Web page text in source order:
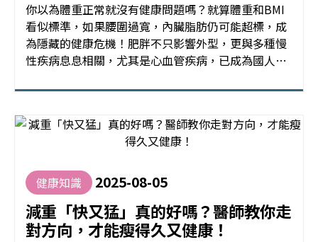
你以為體重正常就沒有健康問題嗎？就算體重和BMI
看似標準，如果腰圍過寬，內臟脂肪仍可能超標，成
為隱藏的健康危機！肥胖不只影響外型，更與多種慢
性疾病息息相關，尤其是心血管疾病，已成為國人主
健康知識 2025-08-05
減重「快又猛」真的好嗎？醫師教你走
對方向，才能瘦得久又健康！